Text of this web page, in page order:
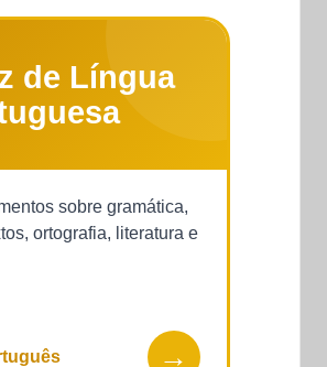
de Língua
sobre gramática,
ortografia, literatura e
→